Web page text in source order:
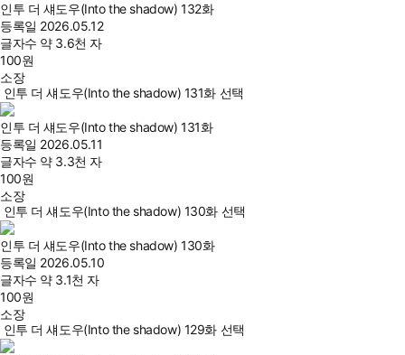
인투 더 섀도우(Into the shadow) 132화
등록일 2026.05.12
글자수 약 3.6천 자
100원
소장
인투 더 섀도우(Into the shadow) 131화 선택
인투 더 섀도우(Into the shadow) 131화
등록일 2026.05.11
글자수 약 3.3천 자
100원
소장
인투 더 섀도우(Into the shadow) 130화 선택
인투 더 섀도우(Into the shadow) 130화
등록일 2026.05.10
글자수 약 3.1천 자
100원
소장
인투 더 섀도우(Into the shadow) 129화 선택